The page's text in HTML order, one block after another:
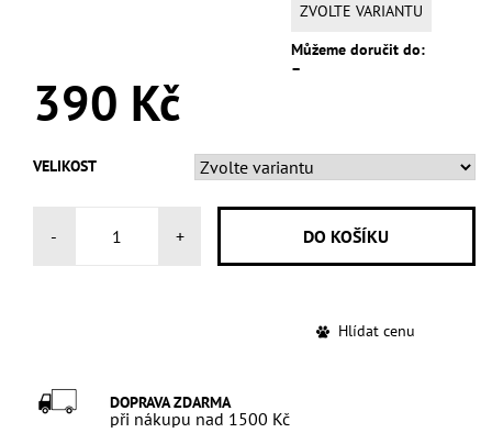
ZVOLTE VARIANTU
Můžeme doručit do:
–
390 Kč
VELIKOST
- +
Hlídat cenu
DOPRAVA ZDARMA
při nákupu nad 1500 Kč